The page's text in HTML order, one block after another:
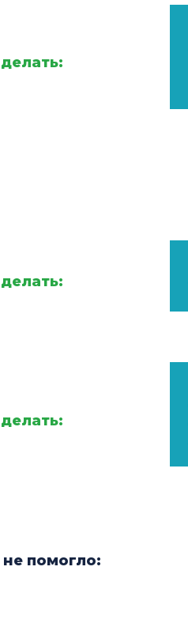
не помогло: